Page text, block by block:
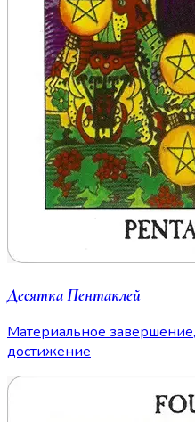
Десятка Пентаклей
Материальное
достижение